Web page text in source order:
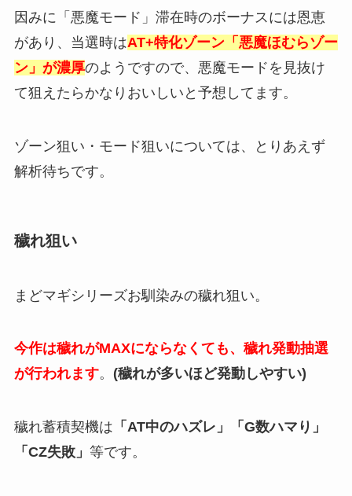
因みに「悪魔モード」滞在時のボーナスには恩恵
があり、当選時はAT+特化ゾーン「悪魔ほむらゾー
ン」が濃厚のようですので、悪魔モードを見抜け
て狙えたらかなりおいしいと予想してます。
ゾーン狙い・モード狙いについては、とりあえず
解析待ちです。
穢れ狙い
まどマギシリーズお馴染みの穢れ狙い。
今作は穢れがMAXにならなくても、穢れ発動抽選
が行われます。 (穢れが多いほど発動しやすい)
穢れ蓄積契機は 「AT中のハズレ」「G数ハマり」
「CZ失敗」 等です。